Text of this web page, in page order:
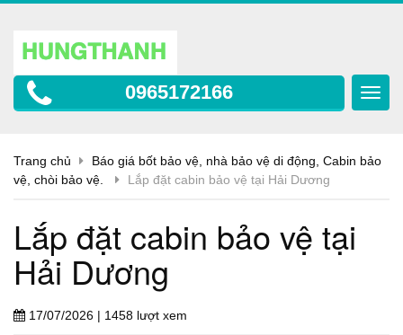
0965172166
Trang chủ
Báo giá bốt bảo vệ, nhà bảo vệ di động, Cabin bảo
vệ, chòi bảo vệ.
Lắp đặt cabin bảo vệ tại Hải Dương
Lắp đặt cabin bảo vệ tại
Hải Dương
17/07/2026 | 1458 lượt xem